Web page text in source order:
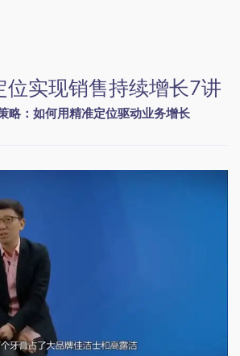
位实现销售持续增长7讲
略：如何用精准定位驱动业务增长